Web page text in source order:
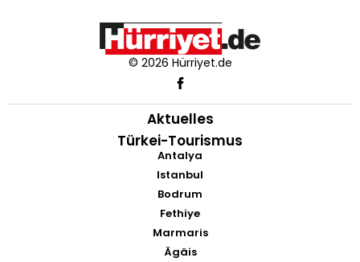
© 2026 Hürriyet.de
Aktuelles
Türkei-Tourismus
Antalya
Istanbul
Bodrum
Fethiye
Marmaris
Ägäis